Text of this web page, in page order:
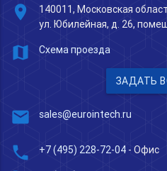
place
140011, Московская
ул. Юбилейная, д. 26,
map Схема проезда
ЗАДАТЬ
mail sales@eurointech.ru
phone +7 (495) 228-72-04 - Офис